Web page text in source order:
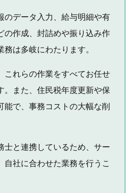
のデータ入力、給与明細や有
の作成、封詰めや振り込み作
は多岐にわたります。
これらの作業をすべてお任せ
。また、住民税年度更新や保
能で、事務コストの大幅な削
士と連携しているため、サー
自社に合わせた業務を行うこ